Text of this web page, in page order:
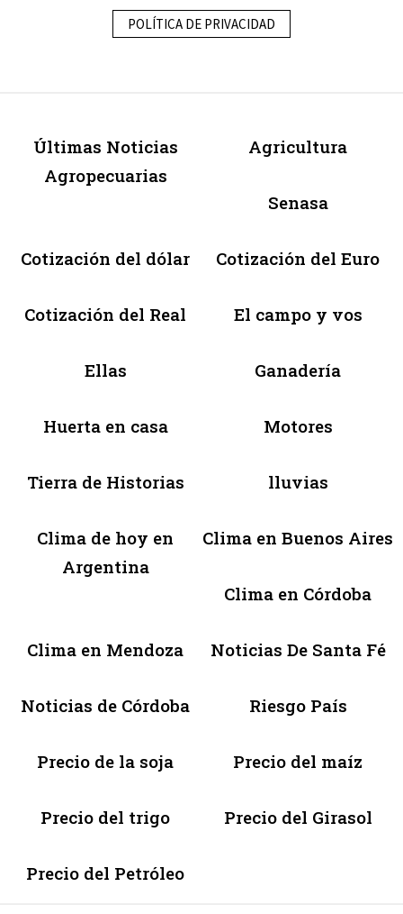
POLÍTICA DE PRIVACIDAD
Últimas Noticias
Agropecuarias
Agricultura
Senasa
Cotización del dólar Cotización del Euro
Cotización del Real El campo y vos
Ellas Ganadería
Huerta en casa Motores
Tierra de Historias lluvias
Clima de hoy en
Argentina
Clima en Buenos Aires
Clima en Córdoba
Clima en Mendoza Noticias De Santa Fé
Noticias de Córdoba Riesgo País
Precio de la soja Precio del maíz
Precio del trigo Precio del Girasol
Precio del Petróleo